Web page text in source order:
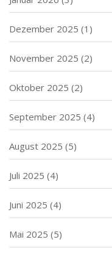
Dezember 2025 (1)
November 2025 (2)
Oktober 2025 (2)
September 2025 (4)
August 2025 (5)
Juli 2025 (4)
Juni 2025 (4)
Mai 2025 (5)